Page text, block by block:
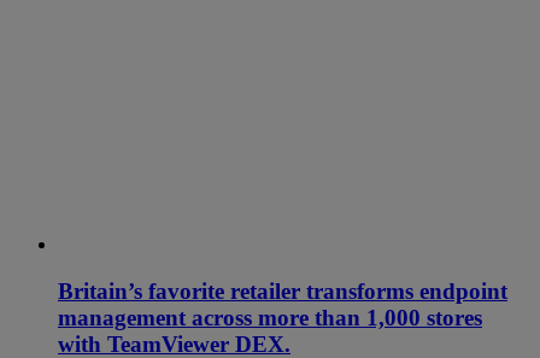
Britain’s favorite retailer transforms endpoint
management across more than 1,000 stores
with TeamViewer DEX.